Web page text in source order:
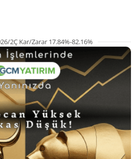
2Ç Kar/Zarar 17.84%-82.16%